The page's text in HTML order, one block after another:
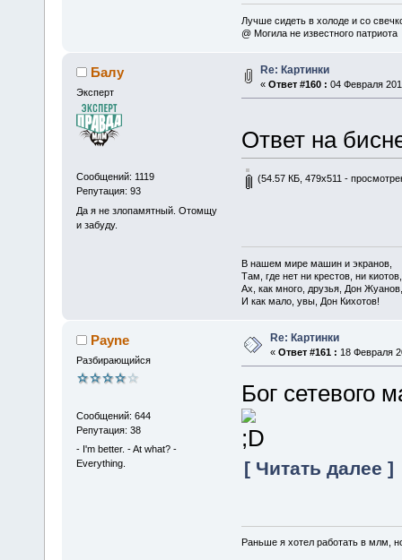
Лучше сидеть в холоде и со
@ Могила не известного патриота
Балу
Эксперт
Сообщений: 1119
Репутация: 93
Да я не злопамятный. Отомщу
и забуду.
Re: Картинки
« Ответ #160 : 04 Февраля
Ответ на
(54.57 КБ, 479x511 -
В нашем мире машин и экранов,
Там, где нет ни крестов, ни киотов,
Ах, как много, друзья, Дон Жуанов,
И как мало, увы, Дон Кихотов!
Payne
Разбирающийся
Сообщений: 644
Репутация: 38
- I'm better. - At what? -
Everything.
Re: Картинки
« Ответ #161 : 18 Февраля
Бог сетевого
[ Читать далее ]
Раньше я хотел работать в млм,